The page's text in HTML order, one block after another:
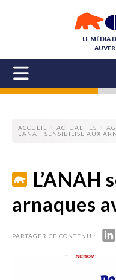
LE MÉDIA
ACCUEIL ACTUALITÉS
L’ANAH SENSIBILISE AUX
L’ANAH
arnaques
PARTAGER CE CONTENU :